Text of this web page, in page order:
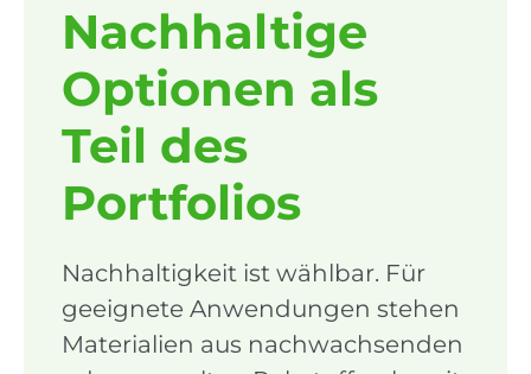
Nachhaltige
Optionen als
Teil des
Portfolios
Nachhaltigkeit ist wählbar. Für
geeignete Anwendungen stehen
Materialien aus nachwachsenden